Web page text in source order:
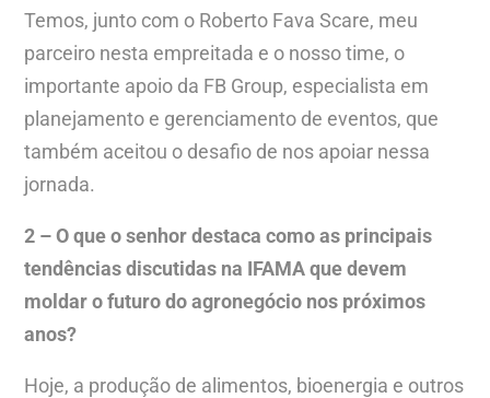
Temos, junto com o Roberto Fava Scare, meu
parceiro nesta empreitada e o nosso time, o
importante apoio da FB Group, especialista em
planejamento e gerenciamento de eventos, que
também aceitou o desafio de nos apoiar nessa
jornada.
2 – O que o senhor destaca como as principais
tendências discutidas na IFAMA que devem
moldar o futuro do agronegócio nos próximos
anos?
Hoje, a produção de alimentos, bioenergia e outros